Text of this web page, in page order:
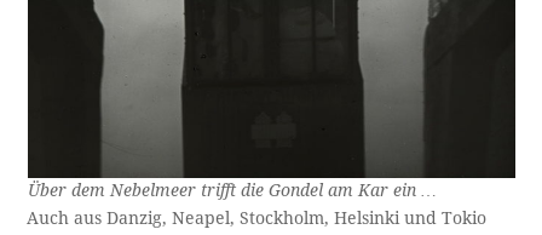
Über dem Nebelmeer trifft die Gondel am Kar ein …
Auch aus Danzig, Neapel, Stockholm, Helsinki und Tokio